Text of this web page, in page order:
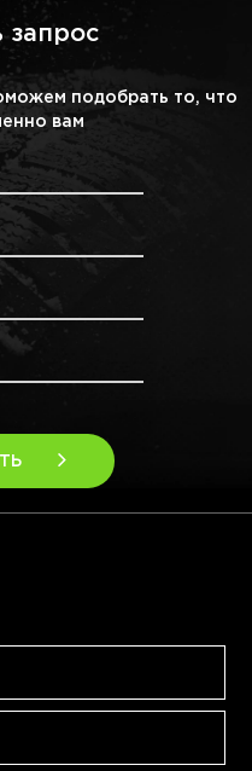
запрос
подобрать то, что
вам